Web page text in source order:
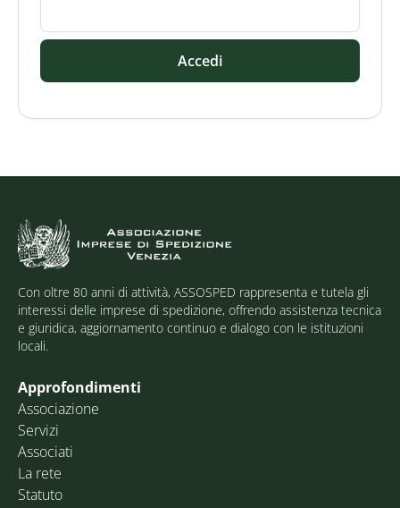
Accedi
Con oltre 80 anni di attività, ASSOSPED rappresenta e tutela gli
interessi delle imprese di spedizione, offrendo assistenza tecnica
e giuridica, aggiornamento continuo e dialogo con le istituzioni
locali.
Approfondimenti
Associazione
Servizi
Associati
La rete
Statuto